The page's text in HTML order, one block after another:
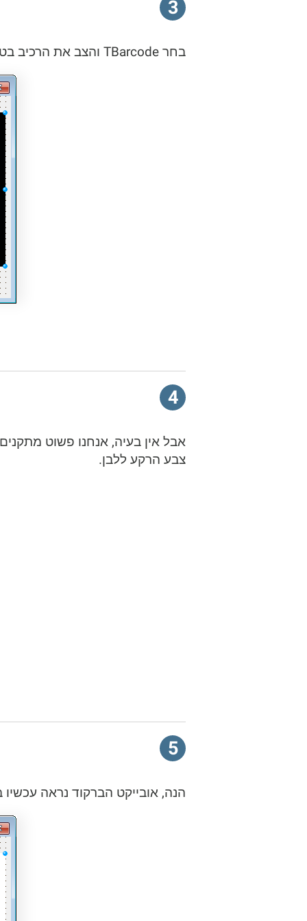
3
בחר TBarcode והצב את הרכיב בטופס. למרבה הצער, Delphi מוסיף את אובייקט הברקוד עם צבע רקע שחור.
4
אבל אין בעיה, אנחנו פשוט
צבע הרקע ללבן.
5
הנה, אובייקט הברקוד נראה עכשיו